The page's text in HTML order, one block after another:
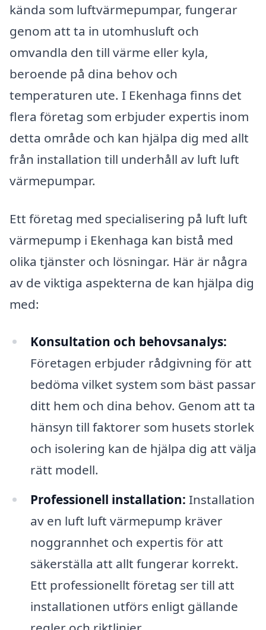
kända som luftvärmepumpar, fungerar
genom att ta in utomhusluft och
omvandla den till värme eller kyla,
beroende på dina behov och
temperaturen ute. I Ekenhaga finns det
flera företag som erbjuder expertis inom
detta område och kan hjälpa dig med allt
från installation till underhåll av luft luft
värmepumpar.
Ett företag med specialisering på luft luft
värmepump i Ekenhaga kan bistå med
olika tjänster och lösningar. Här är några
av de viktiga aspekterna de kan hjälpa dig
med:
Konsultation och behovsanalys:
Företagen erbjuder rådgivning för att
bedöma vilket system som bäst passar
ditt hem och dina behov. Genom att ta
hänsyn till faktorer som husets storlek
och isolering kan de hjälpa dig att välja
rätt modell.
Professionell installation: Installation
av en luft luft värmepump kräver
noggrannhet och expertis för att
säkerställa att allt fungerar korrekt.
Ett professionellt företag ser till att
installationen utförs enligt gällande